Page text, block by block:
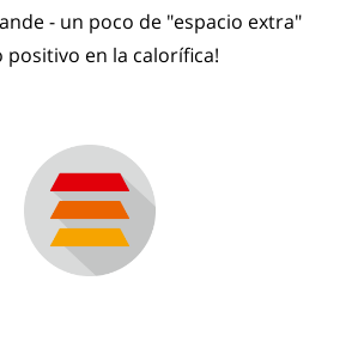
- un poco de "espacio extra"
positivo en la calorífica!